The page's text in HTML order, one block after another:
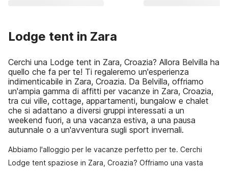
Lodge tent in Zara
Cerchi una Lodge tent in Zara, Croazia? Allora Belvilla ha
quello che fa per te! Ti regaleremo un'esperienza
indimenticabile in Zara, Croazia. Da Belvilla, offriamo
un'ampia gamma di affitti per vacanze in Zara, Croazia,
tra cui ville, cottage, appartamenti, bungalow e chalet
che si adattano a diversi gruppi interessati a un
weekend fuori, a una vacanza estiva, a una pausa
autunnale o a un'avventura sugli sport invernali.
Abbiamo l'alloggio per le vacanze perfetto per te. Cerchi
Lodge tent spaziose in Zara, Croazia? Offriamo una vasta